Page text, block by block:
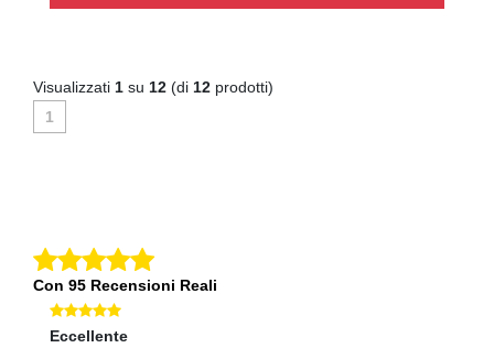
Visualizzati 1 su 12 (di 12 prodotti)
1
Con 95 Recensioni Reali
Eccellente